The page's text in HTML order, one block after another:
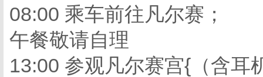
08:00 乘车前往凡尔赛；
午餐敬请自理
13:00 参观凡尔赛宫{（含耳